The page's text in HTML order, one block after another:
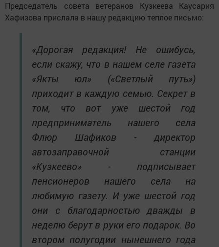
Председатель совета ветеранов Кузкеева Каусария
Хафизова прислала в нашу редакцию теплое письмо:
«Дорогая редакция! Не ошибусь,
если скажу, что в нашем селе газета
«Якты юл» («Светлый путь»)
приходит в каждую семью. Секрет в
том, что вот уже шестой год
предприниматель нашего села
Флюр Шафиков - директор
автозаправочной станции
«Кузкеево» - подписывает
пенсионеров нашего села на
любимую газету. И уже шестой год
они с благодарностью дважды в
неделю берут в руки его подарок. Во
втором полугодии нынешнего года